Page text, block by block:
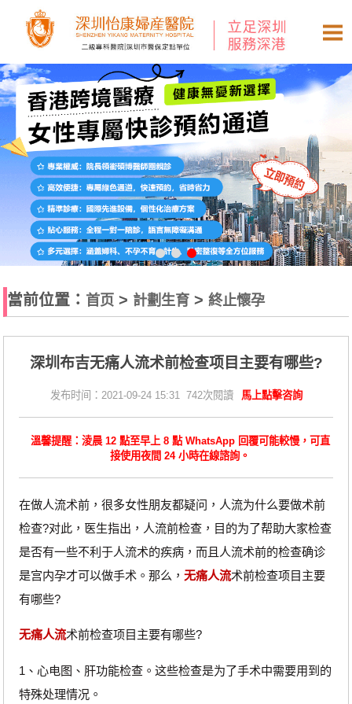
當前位置： 首页 > 計劃生育 >終止懷孕
深圳布吉无痛人流术前检查项目主要有哪些?
发布时间：2021-09-24 15:31 742次閱讀 馬上點擊咨詢
溫馨提醒：淩晨 12 點至早上 8 點 WhatsApp 回覆可能較慢，可直
接使用夜間 24 小時在線諮詢。
在做人流术前，很多女性朋友都疑问，人流为什么要做术前
检查?对此，医生指出，人流前检查，目的为了帮助大家检查
是否有一些不利于人流术的疾病，而且人流术前的检查确诊
是宫内孕才可以做手术。那么， 无痛人流术前检查项目主要
有哪些?
无痛人流术前检查项目主要有哪些?
1、心电图、肝功能检查。这些检查是为了手术中需要用到的
特殊处理情况。